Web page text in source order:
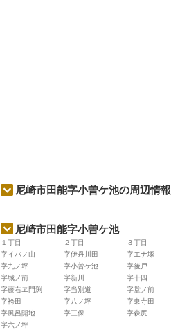
尼崎市田能字小曽ケ池の周辺情報
尼崎市田能字小曽ケ池
１丁目 ２丁目 ３丁目
字イバノ山
字伊丹川田 字エナ塚
字九ノ坪
字小曽ケ池 字後戸
字城ノ前
字新川 字十四
字藤右ヱ門渕
字当別道 字堂ノ前
字袴田
字八ノ坪 字東寺田
字風呂開地
字三保 字森尻
字六ノ坪